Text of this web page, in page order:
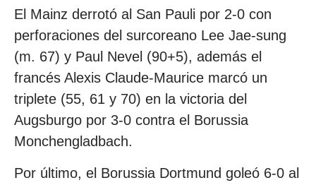
El Mainz derrotó al San Pauli por 2-0 con
perforaciones del surcoreano Lee Jae-sung
(m. 67) y Paul Nevel (90+5), además el
francés Alexis Claude-Maurice marcó un
triplete (55, 61 y 70) en la victoria del
Augsburgo por 3-0 contra el Borussia
Monchengladbach.
Por último, el Borussia Dortmund goleó 6-0 al